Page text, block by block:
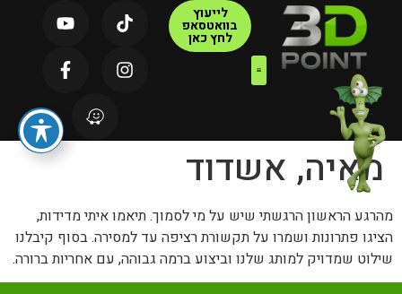
לייעוץ
בוואטסאפ
לחץ כאן
מאיה, אשדוד
מהרגע הראשון הרגשתי שיש על מי לסמוך. תיאמו איתי מדידות,
הציגו פתרונות ושמרו על תקשורת רציפה עד למסירה. בסוף קיבלנו
שילוט שמדויק למותג שלנו וביצוע ברמה גבוהה, עם אחריות ברורה.